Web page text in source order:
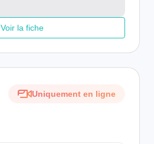
Voir la fiche
Uniquement en ligne